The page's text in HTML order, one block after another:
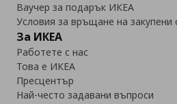
Ваучер за подарък ИКЕА
Условия за връщане на закупени
За ИКЕА
Работете с нас
Това е ИКЕА
Пресцентър
Най-често задавани въпроси